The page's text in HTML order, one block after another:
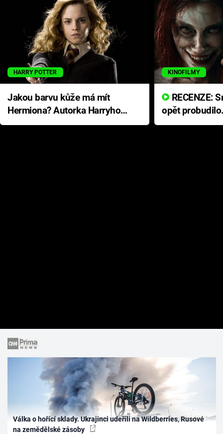
HARRY POTTER
Jakou barvu kůže má mít
Hermiona? Autorka Harryho
Pottera přišla s ráznou
KINOFILMY
opět
přichází s
Válka o hořící sklady. Ukrajinci udeřili na Wildberries, Rusové
na zemědělské zásoby